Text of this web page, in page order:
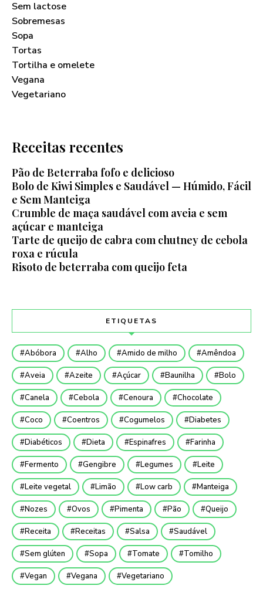
Sem lactose
Sobremesas
Sopa
Tortas
Tortilha e omelete
Vegana
Vegetariano
Receitas recentes
Pão de Beterraba fofo e delicioso
Bolo de Kiwi Simples e Saudável — Húmido, Fácil
e Sem Manteiga
Crumble de maça saudável com aveia e sem
açúcar e manteiga
Tarte de queijo de cabra com chutney de cebola
roxa e rúcula
Risoto de beterraba com queijo feta
ETIQUETAS
Abóbora Alho Amido de milho Amêndoa
Aveia Azeite Açúcar Baunilha Bolo
Canela Cebola Cenoura Chocolate
Coco Coentros Cogumelos Diabetes
Diabéticos Dieta Espinafres Farinha
Fermento Gengibre Legumes Leite
Leite vegetal Limão Low carb Manteiga
Nozes Ovos Pimenta Pão Queijo
Receita Receitas Salsa Saudável
Sem glúten Sopa Tomate Tomilho
Vegan Vegana Vegetariano